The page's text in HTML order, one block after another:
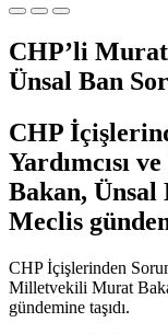
CHP’li
Ünsal Ban
CHP
Yardımcısı
Bakan, Ünsal
Meclis
CHP İçişlerinden
Milletvekili Murat
gündemine taşıdı.